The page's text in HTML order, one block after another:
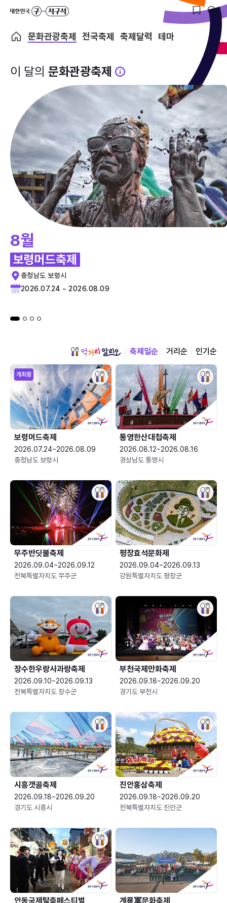
문화관광축제 전국축제 축제달력 테마
이 달의 문화관광축제
8월
보령머드축제
충청남도 보령시
2026.07.24 ~ 2026.08.09
축제일순 거리순 인기순
개최중
보령머드축제
2026.07.24~2026.08.09
충청남도 보령시
통영한산대첩축제
2026.08.12~2026.08.16
경상남도 통영시
무주반딧불축제
2026.09.04~2026.09.12
전북특별자치도 무주군
평창효석문화제
2026.09.04~2026.09.13
강원특별자치도 평창군
장수한우랑사과랑축제
2026.09.10~2026.09.13
전북특별자치도 장수군
부천국제만화축제
2026.09.18~2026.09.20
경기도 부천시
시흥갯골축제
2026.09.18~2026.09.20
경기도 시흥시
진안홍삼축제
2026.09.18~2026.09.20
전북특별자치도 진안군
안동국제탈춤페스티벌